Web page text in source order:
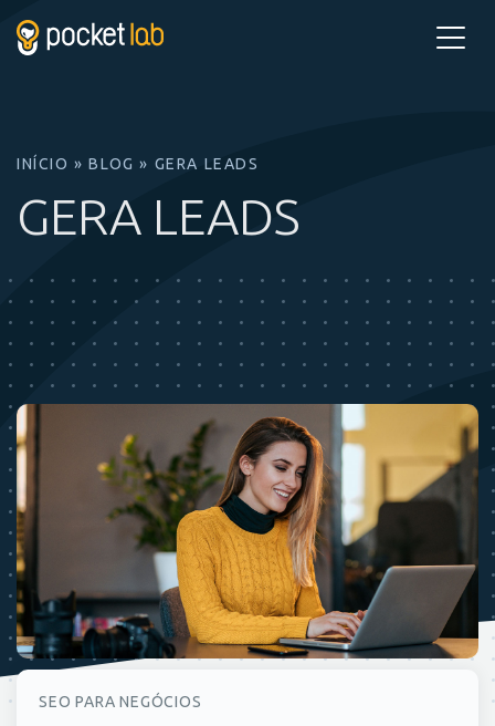
para
INÍCIO »BLOG » GERA LEADS
GERA LEADS
SEO PARA NEGÓCIOS